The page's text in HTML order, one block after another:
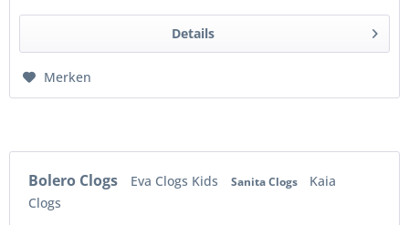
Details
Merken
Bolero Clogs Eva Clogs Kids Sanita Clogs
Kaia
Clogs